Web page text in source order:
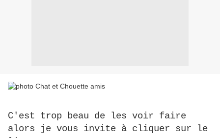
C'est trop beau de les voir faire
alors je vous invite à cliquer sur le